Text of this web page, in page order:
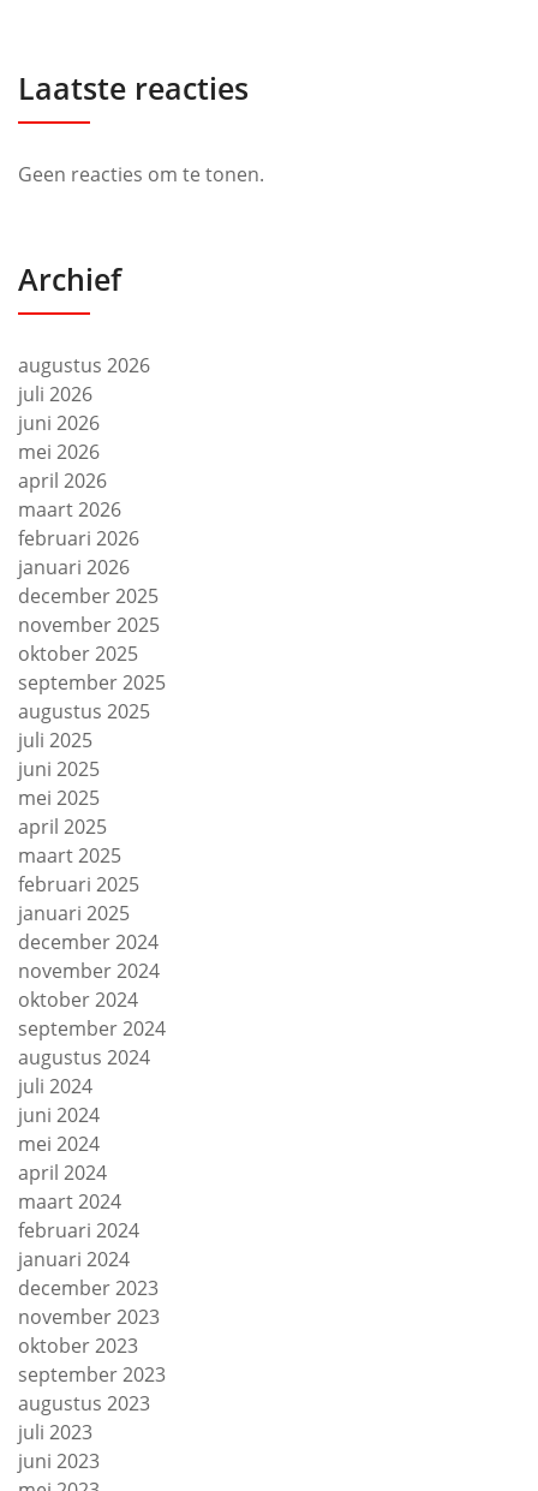
Laatste reacties
Geen reacties om te tonen.
Archief
augustus 2026
juli 2026
juni 2026
mei 2026
april 2026
maart 2026
februari 2026
januari 2026
december 2025
november 2025
oktober 2025
september 2025
augustus 2025
juli 2025
juni 2025
mei 2025
april 2025
maart 2025
februari 2025
januari 2025
december 2024
november 2024
oktober 2024
september 2024
augustus 2024
juli 2024
juni 2024
mei 2024
april 2024
maart 2024
februari 2024
januari 2024
december 2023
november 2023
oktober 2023
september 2023
augustus 2023
juli 2023
juni 2023